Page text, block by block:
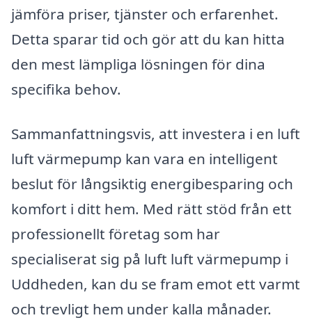
jämföra priser, tjänster och erfarenhet.
Detta sparar tid och gör att du kan hitta
den mest lämpliga lösningen för dina
specifika behov.
Sammanfattningsvis, att investera i en luft
luft värmepump kan vara en intelligent
beslut för långsiktig energibesparing och
komfort i ditt hem. Med rätt stöd från ett
professionellt företag som har
specialiserat sig på luft luft värmepump i
Uddheden, kan du se fram emot ett varmt
och trevligt hem under kalla månader.